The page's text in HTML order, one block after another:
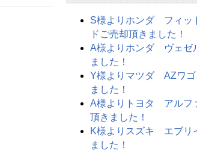
S様よりホンダ フィッ
ドご売却頂きました！
A様よりホンダ ヴェゼ
ました！
Y様よりマツダ AZワゴ
ました！
A様よりトヨタ アルフ
頂きました！
K様よりスズキ エブリ
ました！